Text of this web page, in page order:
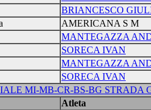
BRIANCESCO
AMERICANA S M
MANTEGAZZA
SORECA IVAN
MANTEGAZZA
SORECA IVAN
MI-MB-CR-BS-BG STRADA
Atleta